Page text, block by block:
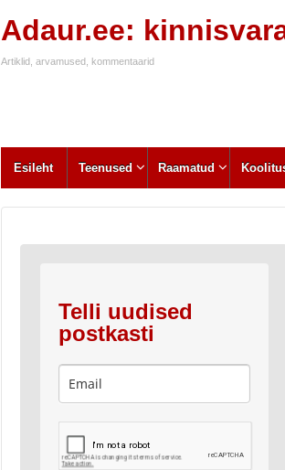
Adaur.ee:
Artiklid, arvamused, kommentaarid
Esileht
Teenused Raamatud
Telli uudised
postkasti